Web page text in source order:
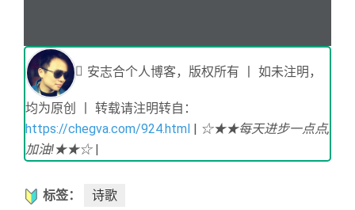
安志合个人博客，版权所有 丨 如未注明，
均为原创 丨 转载请注明转自：
https://chegva.com/924.html | ☆★★每天进步一点点,
加油!★★☆|
标签： 诗歌